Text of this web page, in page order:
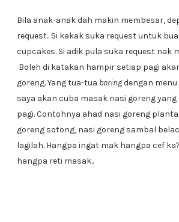
Bila anak-anak dah makin membesar,
request.. Si kakak suka request untuk
cupcakes. Si adik pula suka request nak
Boleh di katakan hampir setiap pagi
goreng. Yang tua-tua boringdengan menu
saya akan cuba masak nasi goreng
pagi. Contohnya ahad nasi goreng
goreng sotong, nasi goreng sambal
lagilah. Hangpa ingat mak hangpa cef
hangpa reti masak..